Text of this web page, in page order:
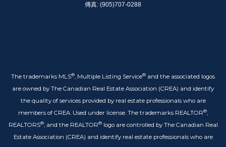
傳真: (905)707-0288
The trademarks MLS®, Multiple Listing Service® and the associated logos
are owned by The Canadian Real Estate Association (CREA) and identify
the quality of services provided by real estate professionals who are
members of CREA. Used under license. The trademarks REALTOR®,
REALTORS®, and the REALTOR®logo are controlled by The Canadian Real
Estate Association (CREA) and identify real estate professionals who are